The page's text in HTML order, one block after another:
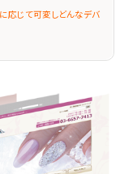
応じて可変しどんなデバ